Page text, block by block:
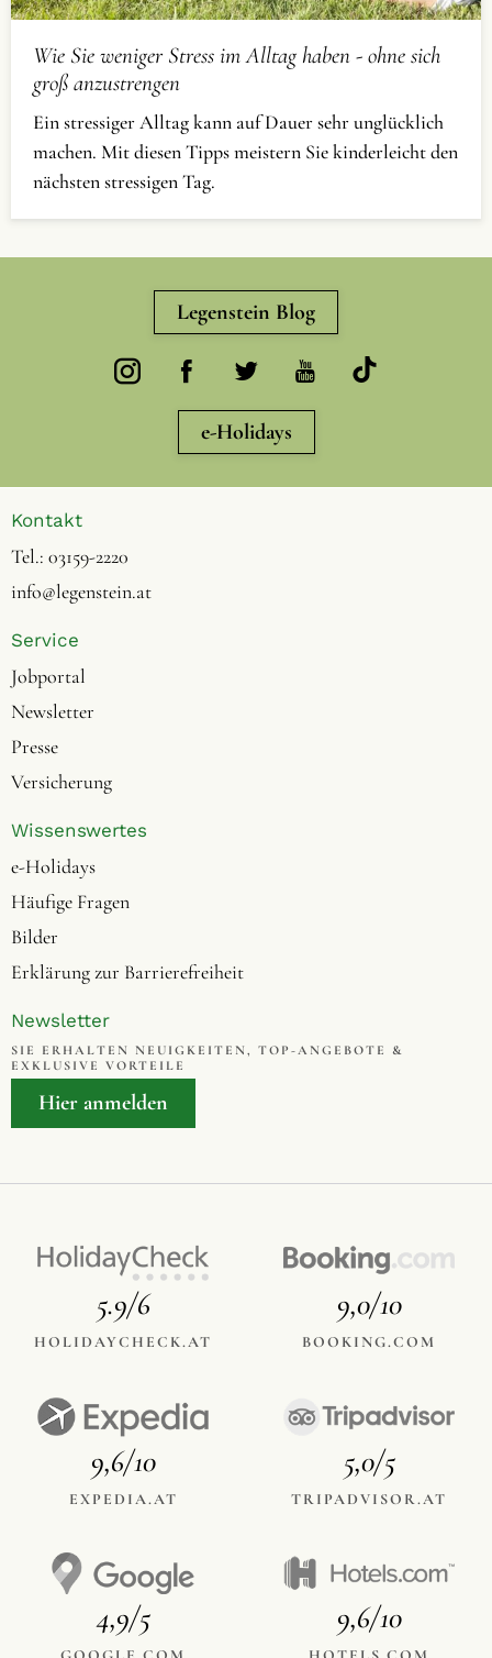
Wie Sie weniger Stress im Alltag haben - ohne sich
groß anzustrengen
Ein stressiger Alltag kann auf Dauer sehr unglücklich
machen. Mit diesen Tipps meistern Sie kinderleicht den
nächsten stressigen Tag.
Legenstein Blog
e-Holidays
Kontakt
Tel.: 03159-2220
info@legenstein.at
Service
Jobportal
Newsletter
Presse
Versicherung
Wissenswertes
e-Holidays
Häufige Fragen
Bilder
Erklärung zur Barrierefreiheit
Newsletter
SIE ERHALTEN NEUIGKEITEN, TOP-ANGEBOTE &
EXKLUSIVE VORTEILE
Hier anmelden
5.9/6
HOLIDAYCHECK.AT
9,0/10
BOOKING.COM
9,6/10
EXPEDIA.AT
5,0/5
TRIPADVISOR.AT
4,9/5 9,6/10